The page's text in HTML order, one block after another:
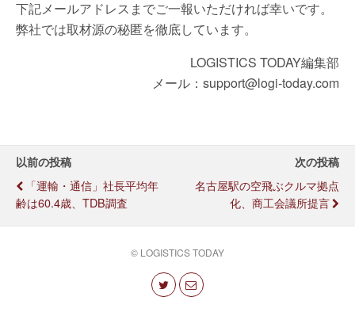
下記メールアドレスまでご一報いただければ幸いです。
弊社では取材源の秘匿を徹底しています。
LOGISTICS TODAY編集部
メール：support@logi-today.com
以前の投稿
「運輸・通信」社長平均年
齢は60.4歳、TDB調査
次の投稿
名古屋駅の空飛ぶクルマ拠点
化、商工会議所提言
© LOGISTICS TODAY